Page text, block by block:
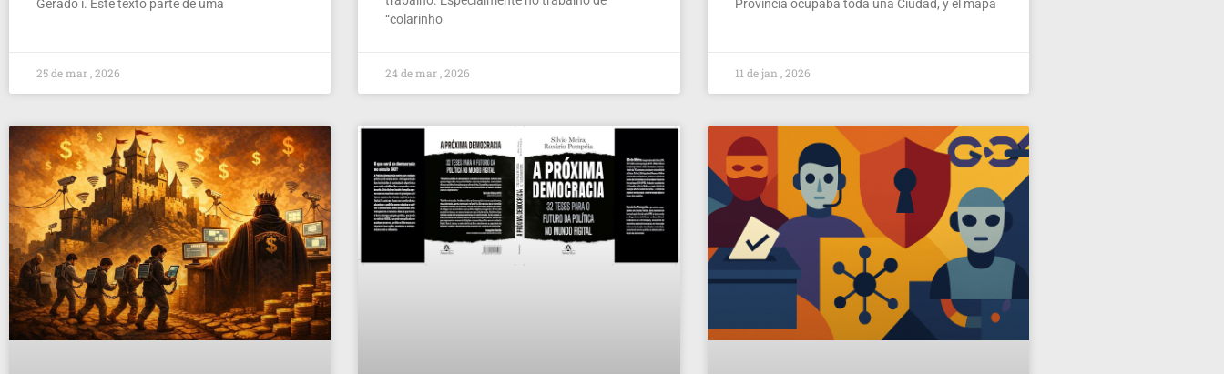
Gerado i. Este texto parte de uma
25 de mar , 2026
“colarinho
24 de mar , 2026
Provincia ocupaba toda una Ciudad, y el mapa
11 de jan , 2026